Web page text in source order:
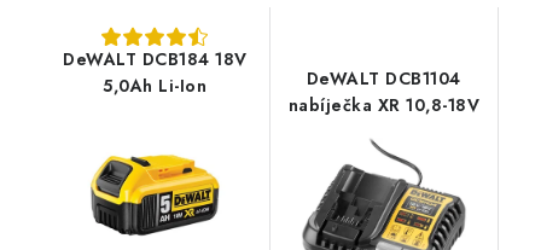
DeWALT DCB184 18V
5,0Ah Li-Ion
DeWALT DCB1104
nabíječka XR 10,8-18V